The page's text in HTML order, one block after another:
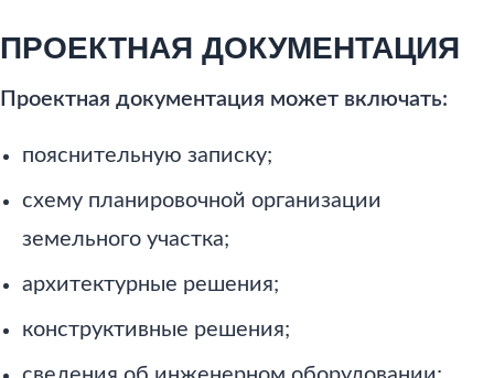
ПРОЕКТНАЯ ДОКУМЕНТАЦИЯ
Проектная документация может включать:
пояснительную записку;
схему планировочной организации
земельного участка;
архитектурные решения;
конструктивные решения;